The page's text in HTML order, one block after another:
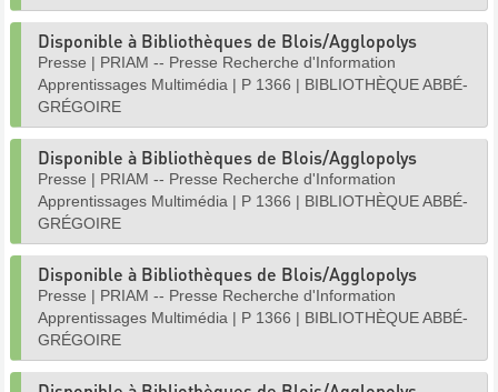
Disponible à Bibliothèques de Blois/Agglopolys
Presse | PRIAM -- Presse Recherche d'Information
Apprentissages Multimédia | P 1366 | BIBLIOTHÈQUE ABBÉ-
GRÉGOIRE
Disponible à Bibliothèques de Blois/Agglopolys
Presse | PRIAM -- Presse Recherche d'Information
Apprentissages Multimédia | P 1366 | BIBLIOTHÈQUE ABBÉ-
GRÉGOIRE
Disponible à Bibliothèques de Blois/Agglopolys
Presse | PRIAM -- Presse Recherche d'Information
Apprentissages Multimédia | P 1366 | BIBLIOTHÈQUE ABBÉ-
GRÉGOIRE